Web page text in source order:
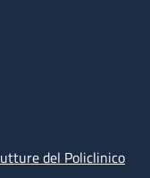
del Policlinico